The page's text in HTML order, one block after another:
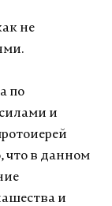
не
по
и
что в данном
и